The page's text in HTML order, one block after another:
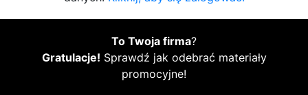
To Twoja firma?
Gratulacje! Sprawdź jak odebrać materiały
promocyjne!